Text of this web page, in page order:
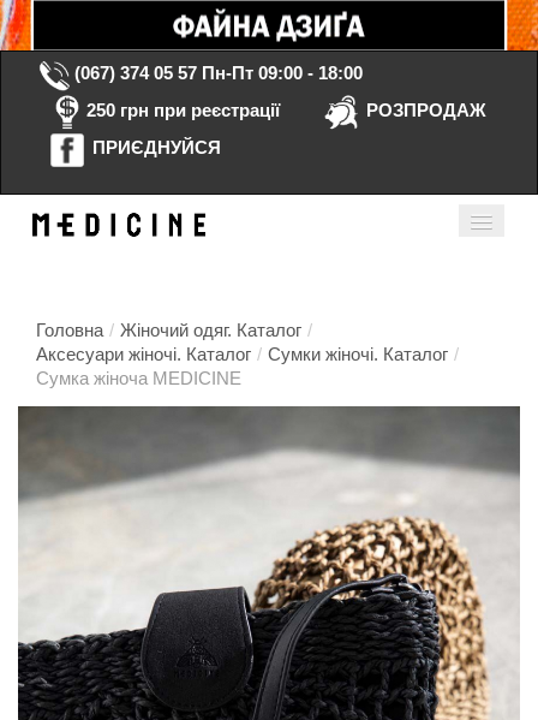
(067) 374 05 57 Пн-Пт 09:00 - 18:00
250 грн при реєстрації
РОЗПРОДАЖ
ПРИЄДНУЙСЯ
Контакти
Головна / Жіночий одяг. Каталог /
Аксесуари жіночі. Каталог / Сумки жіночі. Каталог /
Сумка жіноча MEDICINE